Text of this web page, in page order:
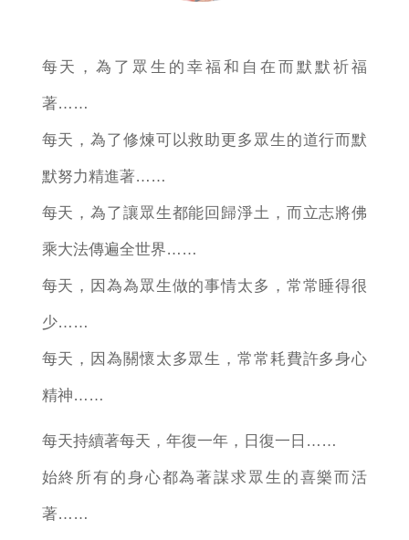
每天，為了眾生的幸福和自在而默默祈福
著……
每天，為了修煉可以救助更多眾生的道行而默
默努力精進著……
每天，為了讓眾生都能回歸淨土，而立志將佛
乘大法傳遍全世界……
每天，因為為眾生做的事情太多，常常睡得很
少……
每天，因為關懷太多眾生，常常耗費許多身心
精神……
每天持續著每天，年復一年，日復一日……
始終所有的身心都為著謀求眾生的喜樂而活
著……